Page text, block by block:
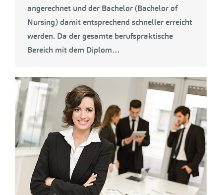
angerechnet und der Bachelor (Bachelor of
Nursing) damit entsprechend schneller erreicht
werden. Da der gesamte berufspraktische
Bereich mit dem Diplom…